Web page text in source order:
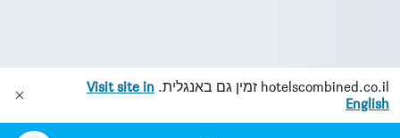
hotelscombined.co.il זמין גם באנגלית. Visit site in
English